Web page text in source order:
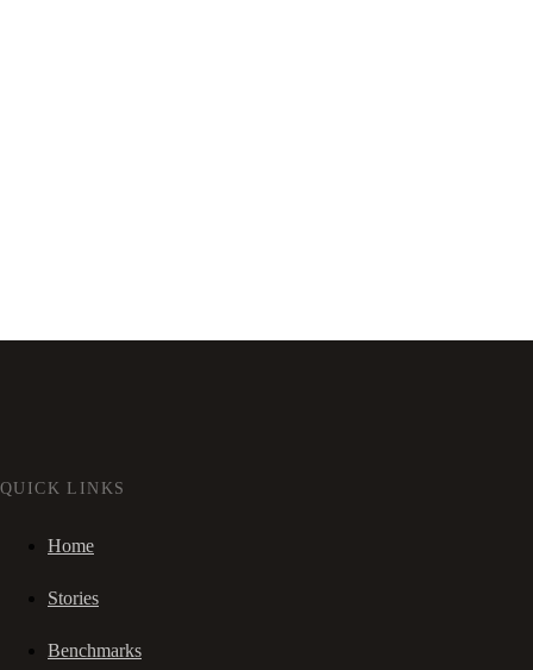
QUICK LINKS
Home
Stories
Benchmarks